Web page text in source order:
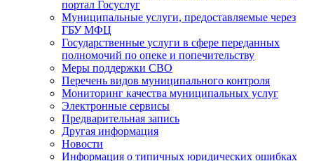
портал Госуслуг
Муниципальные услуги, предоставляемые через
ГБУ МФЦ
Государственные услуги в сфере переданных
полномочий по опеке и попечительству
Меры поддержки СВО
Перечень видов муниципального контроля
Мониторинг качества муниципальных услуг
Электронные сервисы
Предварительная запись
Другая информация
Новости
Информация о типичных юридических ошибках